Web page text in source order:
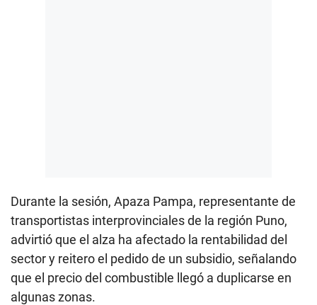
Durante la sesión, Apaza Pampa, representante de
transportistas interprovinciales de la región Puno,
advirtió que el alza ha afectado la rentabilidad del
sector y reitero el pedido de un subsidio, señalando
que el precio del combustible llegó a duplicarse en
algunas zonas.